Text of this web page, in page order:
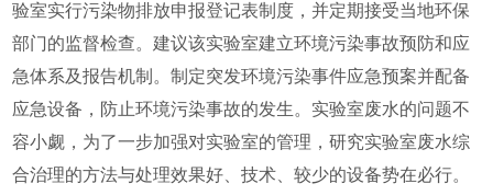
验室实行污染物排放申报登记表制度，并定期接受当地环保
部门的监督检查。建议该实验室建立环境污染事故预防和应
急体系及报告机制。制定突发环境污染事件应急预案并配备
应急设备，防止环境污染事故的发生。实验室废水的问题不
容小觑，为了一步加强对实验室的管理，研究实验室废水综
合治理的方法与处理效果好、技术、较少的设备势在必行。